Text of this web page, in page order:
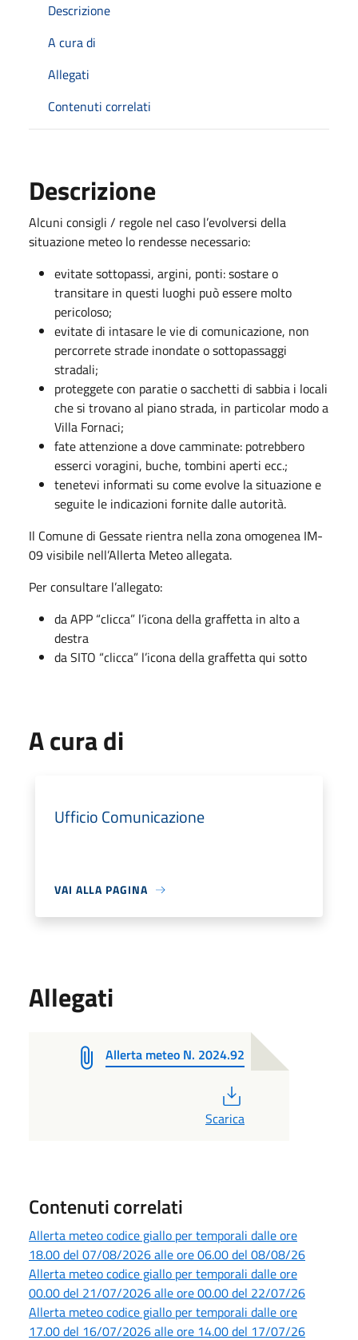
Descrizione
A cura di
Allegati
Contenuti correlati
Descrizione
Alcuni consigli / regole nel caso l’evolversi della
situazione meteo lo rendesse necessario:
evitate sottopassi, argini, ponti: sostare o
transitare in questi luoghi può essere molto
pericoloso;
evitate di intasare le vie di comunicazione, non
percorrete strade inondate o sottopassaggi
stradali;
proteggete con paratie o sacchetti di sabbia i locali
che si trovano al piano strada, in particolar modo a
Villa Fornaci;
fate attenzione a dove camminate: potrebbero
esserci voragini, buche, tombini aperti ecc.;
tenetevi informati su come evolve la situazione e
seguite le indicazioni fornite dalle autorità.
Il Comune di Gessate rientra nella zona omogenea IM-
09 visibile nell’Allerta Meteo allegata.
Per consultare l’allegato:
da APP “clicca” l’icona della graffetta in alto a
destra
da SITO “clicca” l’icona della graffetta qui sotto
A cura di
Ufficio Comunicazione
VAI ALLA PAGINA
Allegati
Allerta meteo N. 2024.92
Scarica
Contenuti correlati
Allerta meteo codice giallo per temporali dalle ore
18.00 del 07/08/2026 alle ore 06.00 del 08/08/26
Allerta meteo codice giallo per temporali dalle ore
00.00 del 21/07/2026 alle ore 00.00 del 22/07/26
Allerta meteo codice giallo per temporali dalle ore
17.00 del 16/07/2026 alle ore 14.00 del 17/07/26